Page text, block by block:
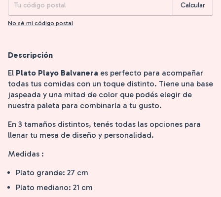
Calcular
No sé mi código postal
Descripción
El Plato Playo Balvanera es perfecto para acompañar
todas tus comidas con un toque distinto. Tiene una base
jaspeada y una mitad de color que podés elegir de
nuestra paleta para combinarla a tu gusto.
En 3 tamaños distintos, tenés todas las opciones para
llenar tu mesa de diseño y personalidad.
Medidas :
Plato grande: 27 cm
Plato mediano: 21 cm